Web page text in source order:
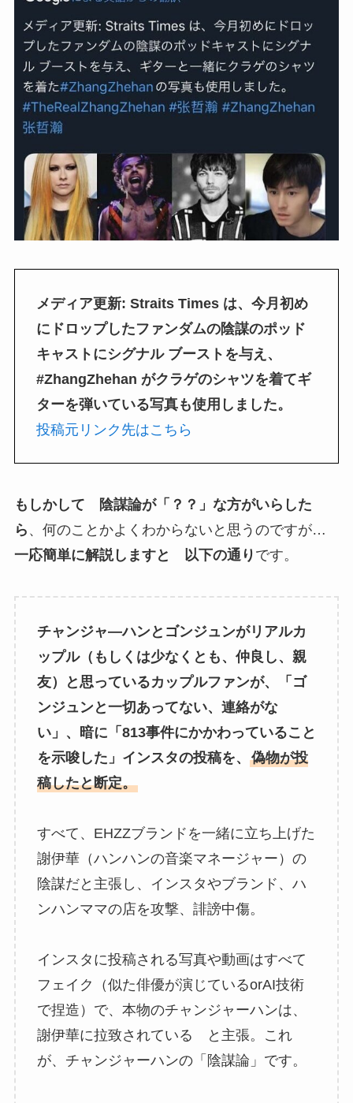
メディア更新: Straits Times は、今月初め
にドロップしたファンダムの陰謀のポッド
キャストにシグナル ブーストを与え、
#ZhangZhehan がクラゲのシャツを着てギ
ターを弾いている写真も使用しました。
投稿元リンク先はこちら
もしかして 陰謀論が「？？」な方がいらした
ら 、何のことかよくわからないと思うのですが…
一応簡単に解説しますと 以下の通り です。
チャンジャ―ハンとゴンジュンがリアルカ
ップル（もしくは少なくとも、仲良し、親
友）と思っているカップルファンが、「ゴ
ンジュンと一切あってない、連絡がな
い」、暗に「813事件にかかわっていること
を示唆した」インスタの投稿を、 偽物が投
稿したと断定。
すべて、EHZZブランドを一緒に立ち上げた
謝伊華（ハンハンの音楽マネージャー）の
陰謀だと主張し、インスタやブランド、ハ
ンハンママの店を攻撃、誹謗中傷。
インスタに投稿される写真や動画はすべて
フェイク（似た俳優が演じているorAI技術
で捏造）で、本物のチャンジャーハンは、
謝伊華に拉致されている と主張。これ
が、チャンジャーハンの「陰謀論」です。